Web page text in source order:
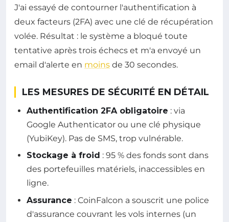
J'ai essayé de contourner l'authentification à
deux facteurs (2FA) avec une clé de récupération
volée. Résultat : le système a bloqué toute
tentative après trois échecs et m'a envoyé un
email d'alerte en moins de 30 secondes.
LES MESURES DE SÉCURITÉ EN DÉTAIL
Authentification 2FA obligatoire : via
Google Authenticator ou une clé physique
(YubiKey). Pas de SMS, trop vulnérable.
Stockage à froid : 95 % des fonds sont dans
des portefeuilles matériels, inaccessibles en
ligne.
Assurance : CoinFalcon a souscrit une police
d'assurance couvrant les vols internes (un